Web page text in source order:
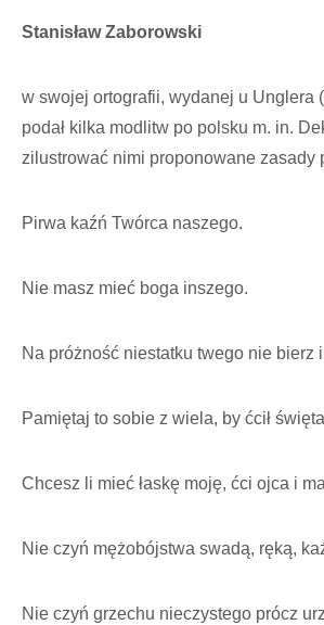
Stanisław Zaborowski
w swojej ortografii, wydanej u Unglera
podał kilka modlitw po polsku m. in.
zilustrować nimi proponowane zasady
Pirwa kaźń Twórca naszego.
Nie masz mieć boga inszego.
Na próżność niestatku twego nie bierz
Pamiętaj to sobie z wiela, by ćcił
Chcesz li mieć łaskę moję, ćci ojca i
Nie czyń mężobójstwa swadą, ręką,
Nie czyń grzechu nieczystego prócz